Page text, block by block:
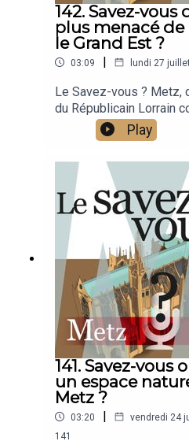
142. Savez-vous
plus menacé
le Grand Est ?
03:09 | lundi 27
Le Savez-vous ? Metz,
du Républicain Lorrain
ce que vous ignorez
par Jean-Marie Russe
réalisés par la rédaction
Play
141. Savez-
un espace
Metz ?
03:20 | vendredi 24
141